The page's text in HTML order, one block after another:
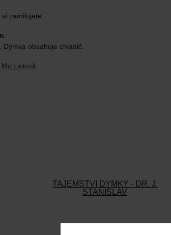
zamilujete.
obsahuje chladič.
Mc Lintock
TAJEMSTVÍ DÝMKY - DR. J.
STANISLAV